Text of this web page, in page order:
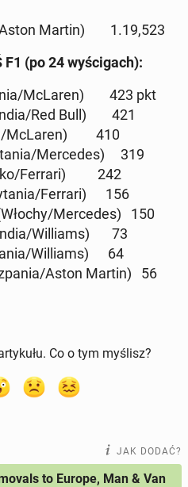
Aston Martin) 1.19,523
(po 24 wy­ści­gach):
McLaren) 423 pkt
Red Bull) 421
McLaren) 410
Mer­ce­des) 319
Ferrari) 242
Ferrari) 156
Mer­ce­des) 150
Wil­liams) 73
Wil­liams) 64
Aston Martin) 56
Co o tym myślisz?
JAK DODAĆ?
to Europe, Man & Van